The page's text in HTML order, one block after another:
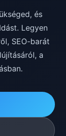
és
Legyen
SEO-barát
a